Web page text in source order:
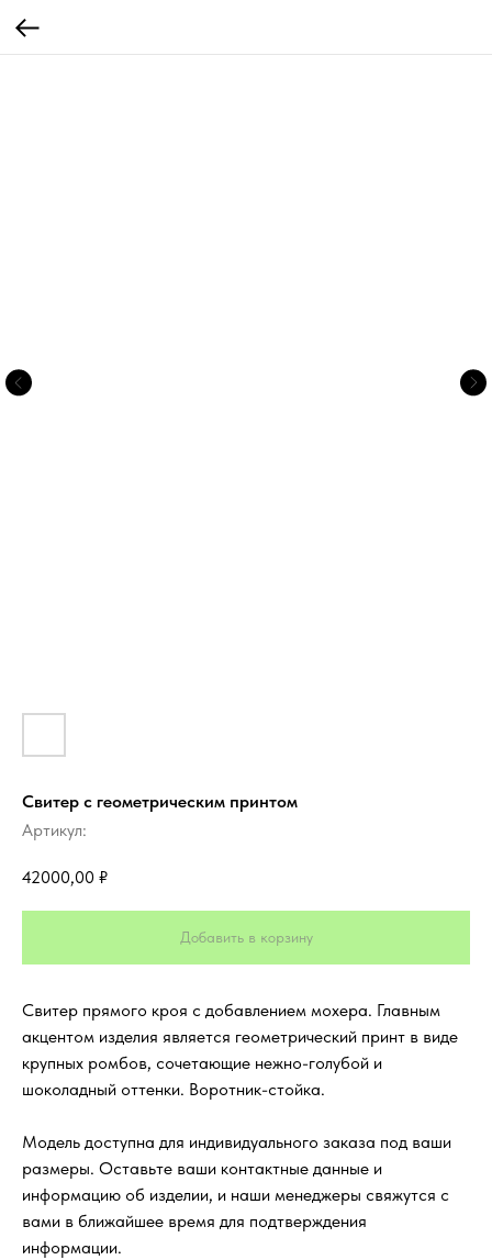
Свитер с геометрическим принтом
Артикул:
42000,00 ₽
Добавить в корзину
Свитер прямого кроя с добавлением мохера. Главным
акцентом изделия является геометрический принт в виде
крупных ромбов, сочетающие нежно-голубой и
шоколадный оттенки. Воротник-стойка.
Модель доступна для индивидуального заказа под ваши
размеры. Оставьте ваши контактные данные и
информацию об изделии, и наши менеджеры свяжутся с
вами в ближайшее время для подтверждения
информации.